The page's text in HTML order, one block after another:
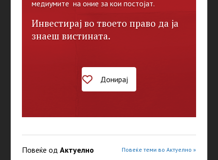
медиумите на оние за кои постојат.
Инвестирај во твоето право да ја
знаеш вистината.
Донирај
Повеќе од Актуелно Повеќе теми во Актуелно »